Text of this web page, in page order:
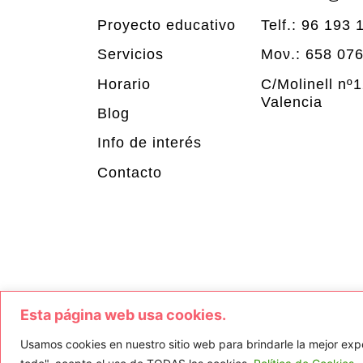
Esta página web usa cookies.
Usamos cookies en nuestro sitio web para brindarle la mejor
Proyecto educativo
Servicios
Horario
Blog
Info de interés
Contacto
Telf.: 96 193
Μον.: 658
C/Molinell
Valencia